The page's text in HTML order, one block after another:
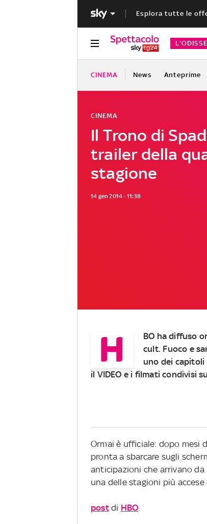
Esplora tutte le
CINEMA News Anteprime
Il Trono di
trailer della
stagione
CINEMA
14 gen 2014 - 11:38
H BO ha diffuso
cult. Fuoco e
uno dei capitoli
il VIDEO e i filmati condivisi
Ormai è ufficiale: dopo mesi
pronta a sbarcare sugli
anticipazioni che arrivano da
una delle stagioni più
postdi HBO.